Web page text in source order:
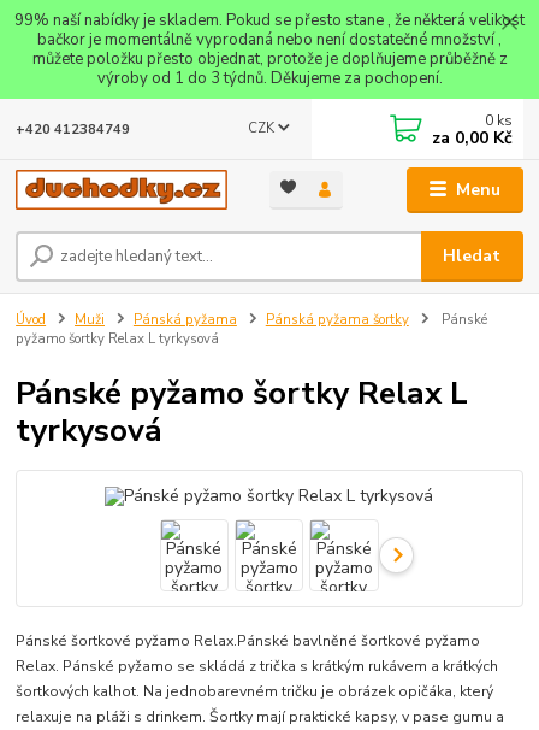
99% naší nabídky je skladem. Pokud se přesto stane , že některá velikost
bačkor je momentálně vyprodaná nebo není dostatečné množství ,
můžete položku přesto objednat, protože je doplňujeme průběžně z
výroby od 1 do 3 týdnů. Děkujeme za pochopení.
Menu
CZK
Hledat
+420 412384749 0 ks
za 0,00 Kč
Úvod Muži Pánská pyžama Pánská pyžama šortky
Pánské
pyžamo šortky Relax L tyrkysová
Pánské pyžamo šortky Relax L
tyrkysová
Pánské šortkové pyžamo Relax.Pánské bavlněné šortkové pyžamo
Relax. Pánské pyžamo se skládá z trička s krátkým rukávem a krátkých
šortkových kalhot. Na jednobarevném tričku je obrázek opičáka, který
relaxuje na pláži s drinkem. Šortky mají praktické kapsy, v pase gumu a